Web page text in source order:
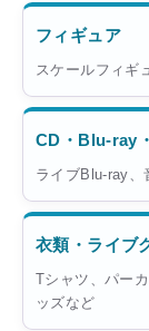
フィギュア
スケールフィギ
CD・Blu-ray
ライブBlu-ray、
衣類・ライブ
Tシャツ、パー
ッズなど